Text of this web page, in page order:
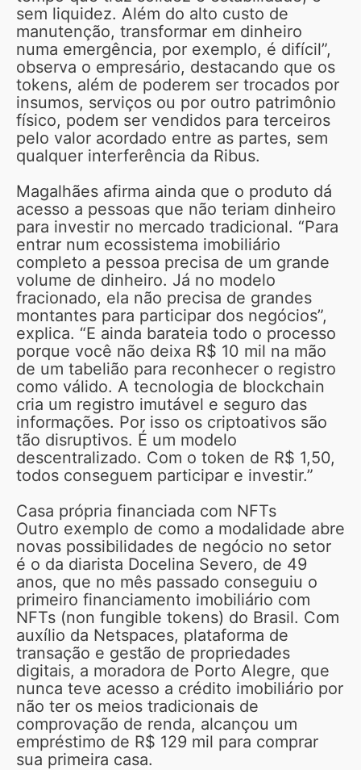
sem liquidez. Além do alto custo de
manutenção, transformar em dinheiro
numa emergência, por exemplo, é difícil”,
observa o empresário, destacando que os
tokens, além de poderem ser trocados por
insumos, serviços ou por outro patrimônio
físico, podem ser vendidos para terceiros
pelo valor acordado entre as partes, sem
qualquer interferência da Ribus.
Magalhães afirma ainda que o produto dá
acesso a pessoas que não teriam dinheiro
para investir no mercado tradicional. “Para
entrar num ecossistema imobiliário
completo a pessoa precisa de um grande
volume de dinheiro. Já no modelo
fracionado, ela não precisa de grandes
montantes para participar dos negócios”,
explica. “E ainda barateia todo o processo
porque você não deixa R$ 10 mil na mão
de um tabelião para reconhecer o registro
como válido. A tecnologia de blockchain
cria um registro imutável e seguro das
informações. Por isso os criptoativos são
tão disruptivos. É um modelo
descentralizado. Com o token de R$ 1,50,
todos conseguem participar e investir.”
Casa própria financiada com NFTs
Outro exemplo de como a modalidade abre
novas possibilidades de negócio no setor
é o da diarista Docelina Severo, de 49
anos, que no mês passado conseguiu o
primeiro financiamento imobiliário com
NFTs (non fungible tokens) do Brasil. Com
auxílio da Netspaces, plataforma de
transação e gestão de propriedades
digitais, a moradora de Porto Alegre, que
nunca teve acesso a crédito imobiliário por
não ter os meios tradicionais de
comprovação de renda, alcançou um
empréstimo de R$ 129 mil para comprar
sua primeira casa.